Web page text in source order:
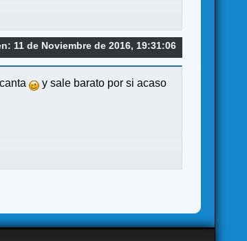
11 de Noviembre de 2016, 19:31:06
y sale barato por si acaso